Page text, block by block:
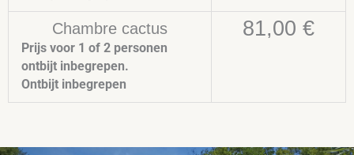
Chambre cactus
Prijs voor 1 of 2 personen
ontbijt inbegrepen.
Ontbijt inbegrepen
81,00 €